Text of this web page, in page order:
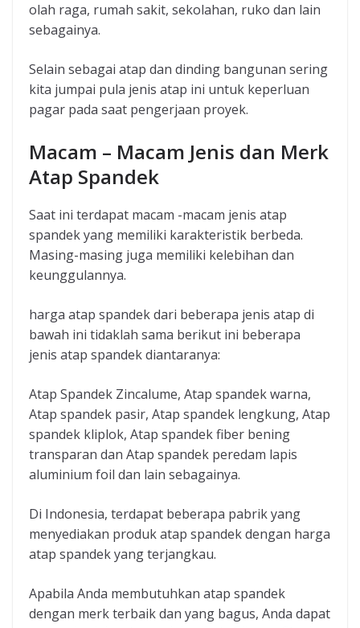
olah raga, rumah sakit, sekolahan, ruko dan lain
sebagainya.
Selain sebagai atap dan dinding bangunan sering
kita jumpai pula jenis atap ini untuk keperluan
pagar pada saat pengerjaan proyek.
Macam – Macam Jenis dan Merk
Atap Spandek
Saat ini terdapat macam -macam jenis atap
spandek yang memiliki karakteristik berbeda.
Masing-masing juga memiliki kelebihan dan
keunggulannya.
harga atap spandek dari beberapa jenis atap di
bawah ini tidaklah sama berikut ini beberapa
jenis atap spandek diantaranya:
Atap Spandek Zincalume, Atap spandek warna,
Atap spandek pasir, Atap spandek lengkung, Atap
spandek kliplok, Atap spandek fiber bening
transparan dan Atap spandek peredam lapis
aluminium foil dan lain sebagainya.
Di Indonesia, terdapat beberapa pabrik yang
menyediakan produk atap spandek dengan harga
atap spandek yang terjangkau.
Apabila Anda membutuhkan atap spandek
dengan merk terbaik dan yang bagus, Anda dapat